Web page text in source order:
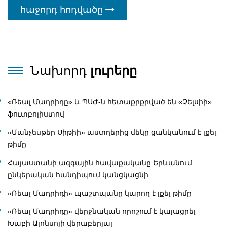
հաջորդ հոդվածը
Նախորդ լուրերը
«Ռեալ Մադրիդը» և ՊՍԺ-ն հետաքրքրված են «Չելսիի»
ֆուտբոլիստով
«Մանչեսթեր Սիթիի» աստղերից մեկը ցանկանում է լքել
թիմը
Հայաստանի ազգային հավաքականը Երևանում
ընկերական հանդիպում կանցկացնի
«Ռեալ Մադրիդի» պաշտպանը կարող է լքել թիմը
«Ռեալ Մադրիդը» վերջնական որոշում է կայացրել
Խաբի Ալոնսոյի վերաբերյալ